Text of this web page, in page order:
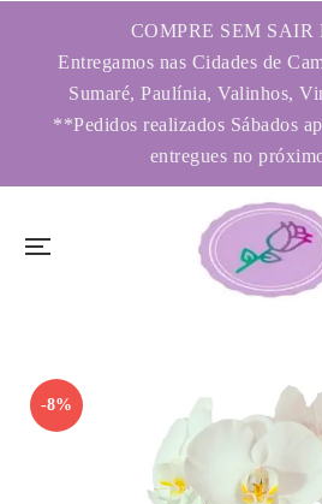
COMPRE SEM SAIR
Entregamos nas Cidades de
Sumaré, Paulínia, Valinhos,
**Pedidos realizados Sábados
entregues no
-8%